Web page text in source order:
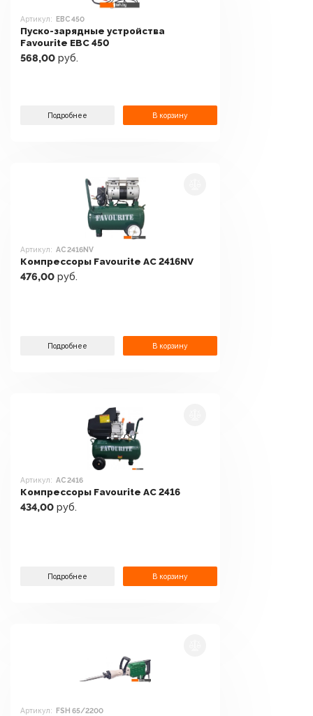
Артикул: EBC 450
Пуско-зарядные устройства
Favourite EBC 450
568,00 руб.
Подробнее В корзину
Артикул: AC 2416NV
Компрессоры Favourite AC 2416NV
476,00 руб.
Подробнее В корзину
Артикул: AC 2416
Компрессоры Favourite AC 2416
434,00 руб.
Подробнее В корзину
Артикул: FSH 65/2200